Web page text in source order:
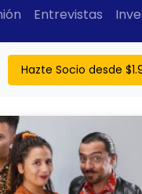
Entrevistas
Hazte Socio desde